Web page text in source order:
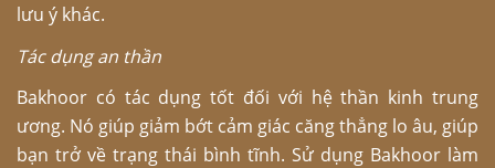
lưu ý khác.
Tác dụng an thần
Bakhoor có tác dụng tốt đối với hệ thần kinh trung
ương. Nó giúp giảm bớt cảm giác căng thẳng lo âu, giúp
bạn trở về trạng thái bình tĩnh. Sử dụng Bakhoor làm